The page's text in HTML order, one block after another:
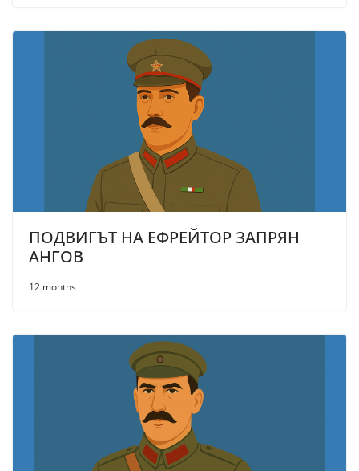
ПОДВИГЪТ НА ЕФРЕЙТОР ЗАПРЯН
АНГОВ
12 months